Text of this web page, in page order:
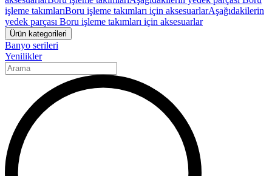
işleme takımlarıBoru işleme takımları için aksesuarlarAşağıdakilerin
yedek parçası Boru işleme takımları için aksesuarlar
Ürün kategorileri
Banyo serileri
Yenilikler